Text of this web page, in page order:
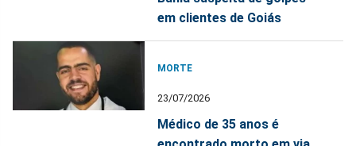
em clientes de Goiás
MORTE
23/07/2026
Médico de 35 anos é